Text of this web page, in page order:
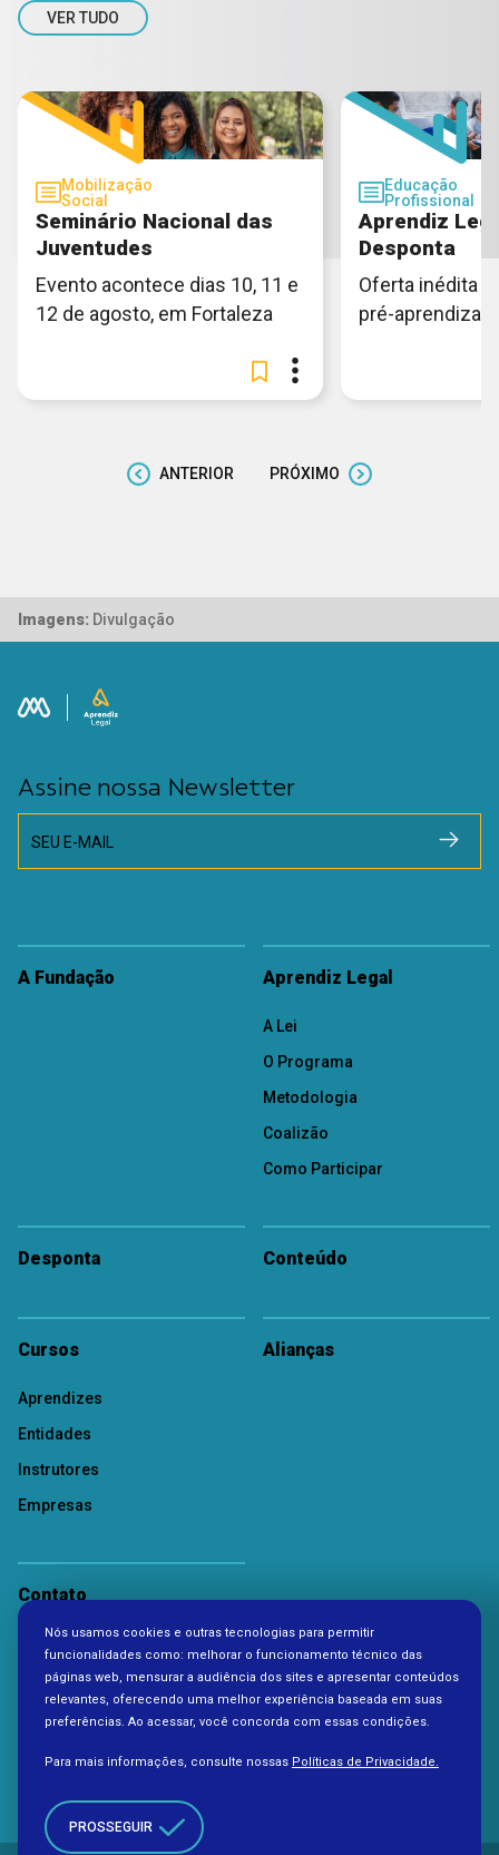
VER TUDO
Mobilização
Social
Seminário Nacional das
Juventudes
Evento acontece dias 10, 11 e
12 de agosto, em Fortaleza
Educação
Profissional
Aprendiz
Desponta
Oferta inédita
pré-
ANTERIOR PRÓXIMO
Imagens: Divulgação
Assine nossa Newsletter
SEU E-MAIL
A Fundação Aprendiz Legal
A Lei
O Programa
Metodologia
Coalizão
Como Participar
Desponta Conteúdo
Cursos
Aprendizes
Entidades
Instrutores
Empresas
Alianças
Contato
Política de Privacidade
Nós usamos cookies e outras tecnologias para permitir
funcionalidades como: melhorar o funcionamento técnico das
páginas web, mensurar a audiência dos sites e apresentar conteúdos
relevantes, oferecendo uma melhor experiência baseada em suas
preferências. Ao acessar, você concorda com essas condições.
Para mais informações, consulte nossas Políticas de Privacidade.
PROSSEGUIR